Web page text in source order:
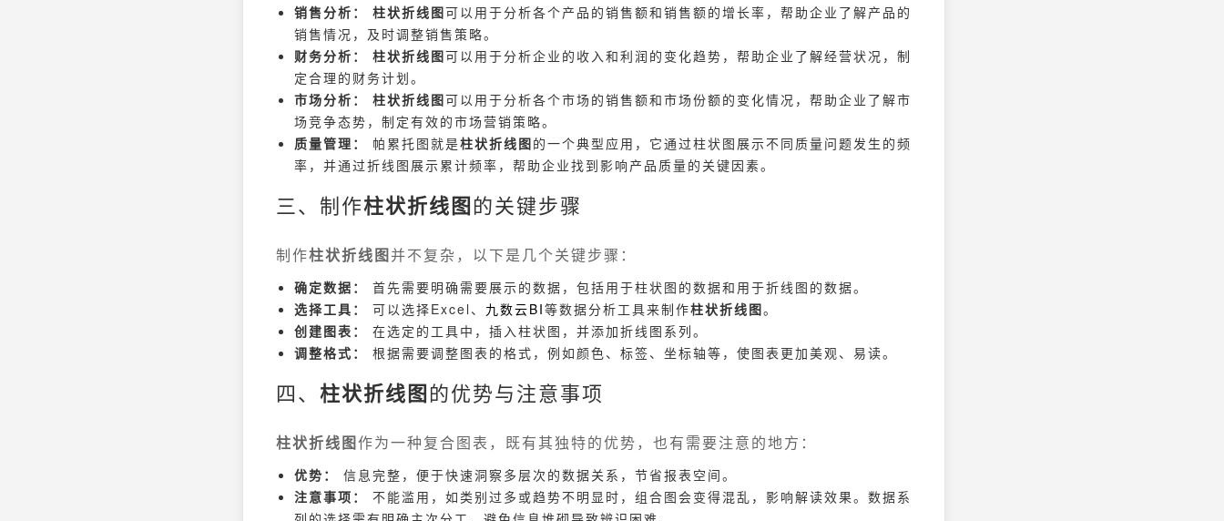
销售分析： 柱状折线图可以用于分析各个产品的销售额和销售额的增长率，帮助企业了解产品的
销售情况，及时调整销售策略。
财务分析：
柱状折线图可以用于分析企业的收入和利润的变化趋势，帮助企业了解经营状况，制
定合理的财务计划。
市场分析：
柱状折线图可以用于分析各个市场的销售额和市场份额的变化情况，帮助企业了解市
场竞争态势，制定有效的市场营销策略。
质量管理：
帕累托图就是柱状折线图的一个典型应用，它通过柱状图展示不同质量问题发生的频
率，并通过折线图展示累计频率，帮助企业找到影响产品质量的关键因素。
三、制作柱状折线图的关键步骤
制作柱状折线图并不复杂，以下是几个关键步骤：
确定数据：
首先需要明确需要展示的数据，包括用于柱状图的数据和用于折线图的数据。
选择工具：
可以选择Excel、 九数云BI等数据分析工具来制作柱状折线图。
创建图表：
在选定的工具中，插入柱状图，并添加折线图系列。
调整格式：
根据需要调整图表的格式，例如颜色、标签、坐标轴等，使图表更加美观、易读。
四、 柱状折线图的优势与注意事项
柱状折线图作为一种复合图表，既有其独特的优势，也有需要注意的地方：
优势：
信息完整，便于快速洞察多层次的数据关系，节省报表空间。
注意事项：
不能滥用，如类别过多或趋势不明显时，组合图会变得混乱，影响解读效果。数据系